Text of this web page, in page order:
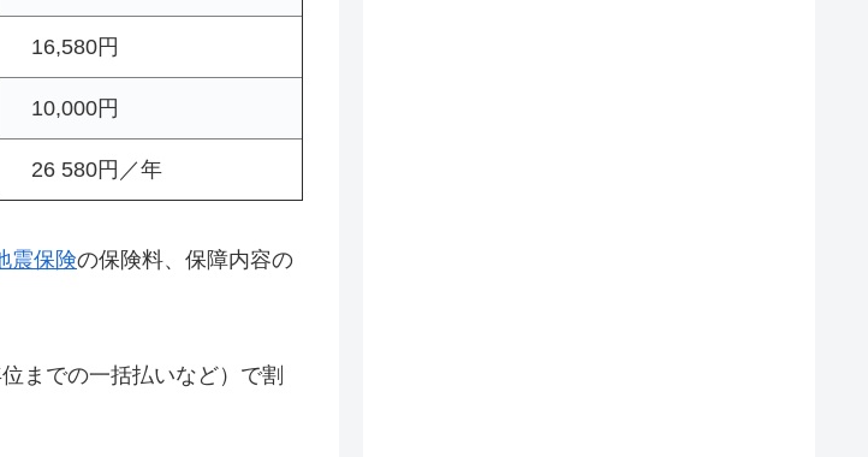
16,580円
10,000円
26 580円／年
震保険の保険料、保障内容の
までの一括払いなど）で割